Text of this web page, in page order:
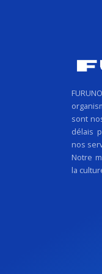
sont
délais
nos
Notre
la